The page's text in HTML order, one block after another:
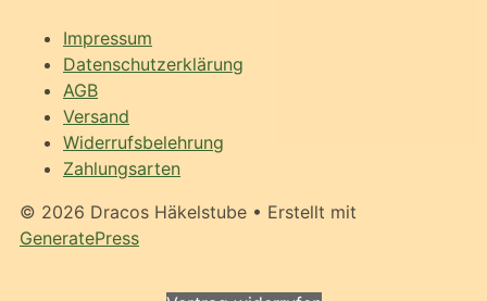
Impressum
Datenschutzerklärung
AGB
Versand
Widerrufsbelehrung
Zahlungsarten
© 2026 Dracos Häkelstube • Erstellt mit
GeneratePress